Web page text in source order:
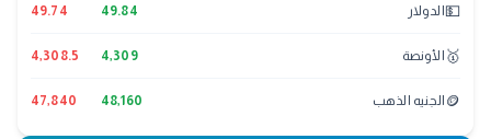
💵الدولار 49.84
49.74
🥇 الأونصة 4,309
4,308.5
🪙 الجنيه الذهب 48,160
47,840